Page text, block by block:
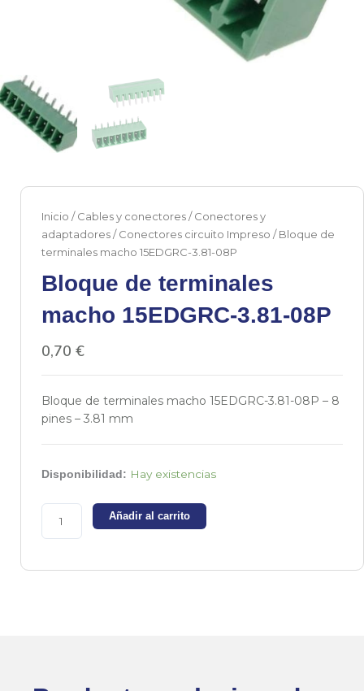
Inicio /Cables y conectores/Conectores y
adaptadores/Conectores circuito Impreso / Bloque de
terminales macho 15EDGRC-3.81-08P
Bloque de terminales
macho 15EDGRC-3.81-08P
0,70 €
Bloque de terminales macho 15EDGRC-3.81-08P – 8
pines – 3.81 mm
Disponibilidad: Hay existencias
Bloque
terminales
macho
15EDGRC-
Añadir al carrito